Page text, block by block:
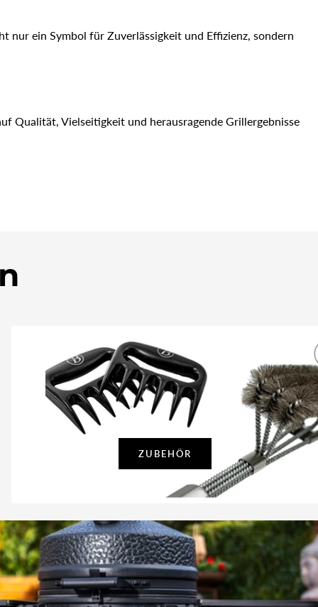
nur ein Symbol für Zuverlässigkeit und Effizienz, sondern
Qualität, Vielseitigkeit und herausragende Grillergebnisse
ZUBEHÖR